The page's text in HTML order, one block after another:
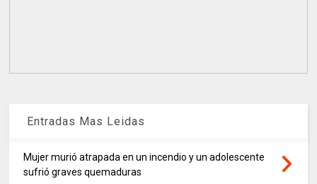
Entradas Mas Leidas
Mujer murió atrapada en un incendio y un adolescente
sufrió graves quemaduras